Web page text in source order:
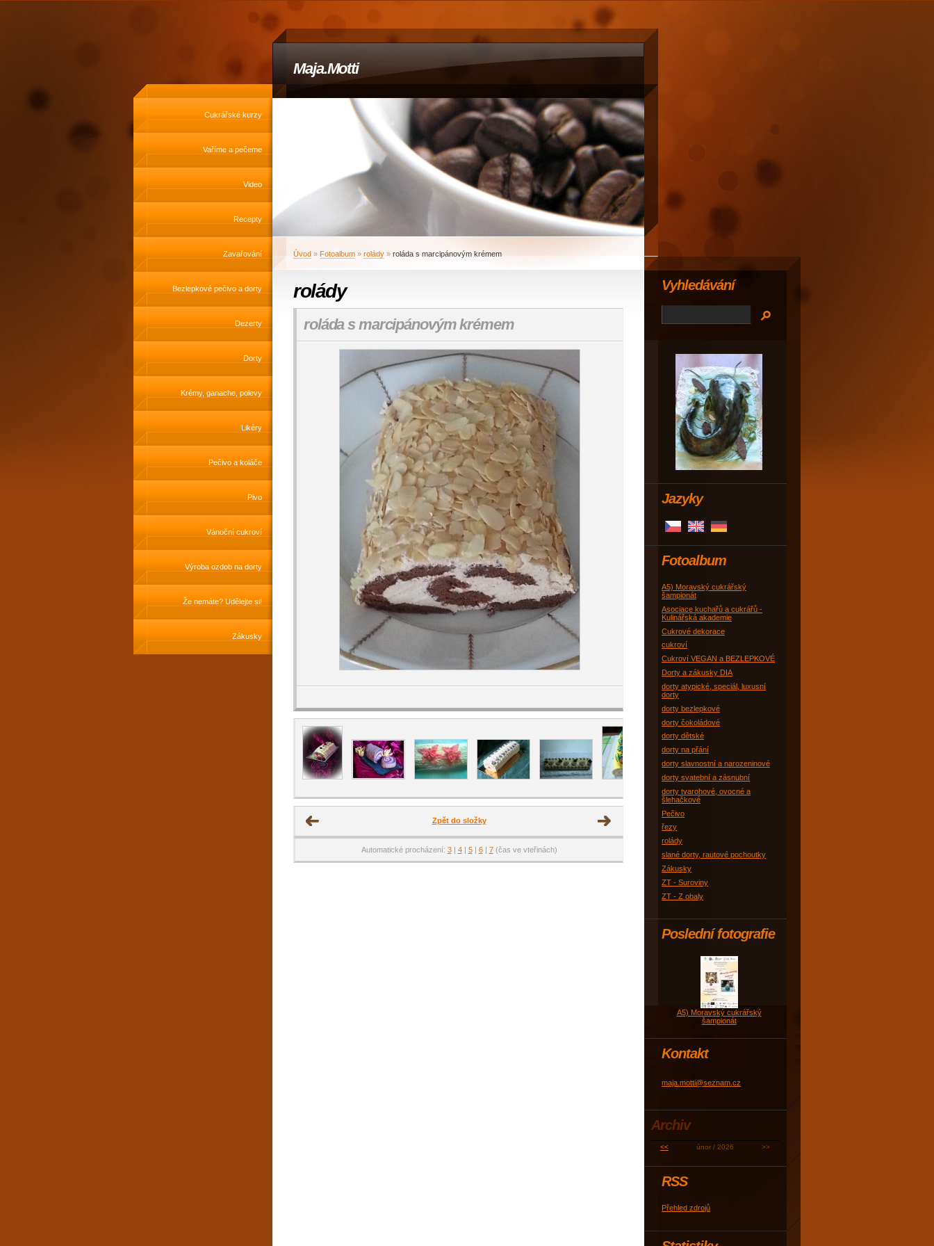
Maja.Motti
Cukrářské kurzy
Vaříme a pečeme
Video
Recepty
Zavařování
Bezlepkové pečivo a dorty
Dezerty
Dorty
Krémy, ganache, polevy
Likéry
Pečivo a koláče
Pivo
Vánoční cukroví
Výroba ozdob na dorty
Že nemáte? Udělejte si!
Zákusky
Úvod » Fotoalbum » rolády » roláda s marcipánovým krémem
rolády
roláda s marcipánovým krémem
Zpět do složky
Automatické procházení: 3| 4| 5| 6| 7(čas ve vteřinách)
Jazyky
Fotoalbum
A5) Moravský cukrářský
šampionát
Asociace kuchařů a cukrářů -
Kulinářská akademie
Cukrové dekorace
cukroví
Cukroví VEGAN a BEZLEPKOVÉ
Dorty a zákusky DIA
dorty atypické, speciál, luxusní
dorty
dorty bezlepkové
dorty čokoládové
dorty dětské
dorty na přání
dorty slavnostní a narozeninové
dorty svatební a zásnubní
dorty tvarohové, ovocné a
šlehačkové
Pečivo
řezy
rolády
slané dorty, rautové pochoutky
Zákusky
ZT - Suroviny
ZT - Z obaly
Poslední fotografie
A5) Moravský cukrářský
šampionát
Kontakt
maja.motti@seznam.cz
Vyhledávání
Archiv
<< únor / 2026 >>
RSS
Přehled zdrojů